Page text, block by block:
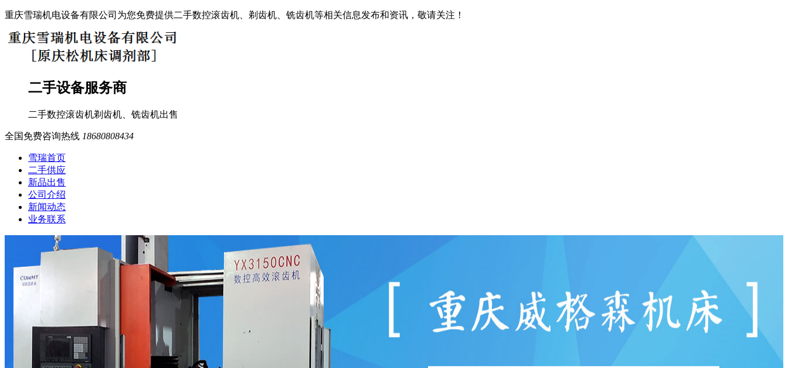
重庆雪瑞机电设备有限公司为您免费提供二手数控滚齿机、剃齿机、铣齿机等相关信息发布和资讯，敬请关注！
二手设备服务商
二手数控滚齿机剃齿机、铣齿机出售
全国免费咨询热线 18680808434
雪瑞首页
二手供应
新品出售
公司介绍
新闻动态
业务联系